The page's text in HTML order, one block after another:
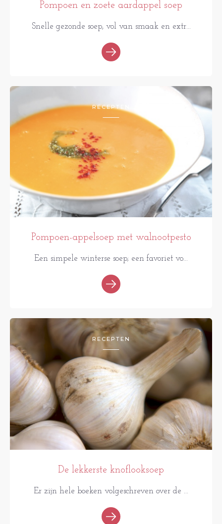
Pompoen en zoete aardappel soep
Snelle gezonde soep, vol van smaak en extr...
RECEPTEN
Pompoen-appelsoep met walnootpesto
Een simpele winterse soep; een favoriet vo...
RECEPTEN
De lekkerste knoflooksoep
Er zijn hele boeken volgeschreven over de ...